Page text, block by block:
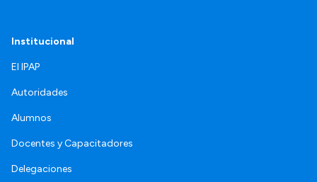
Institucional
El IPAP
Autoridades
Alumnos
Docentes y Capacitadores
Delegaciones